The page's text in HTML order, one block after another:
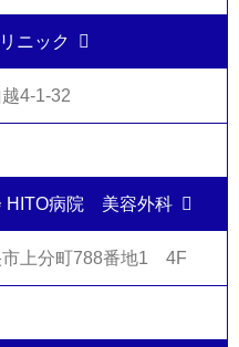
ニック
4-1-32
HITO病院 美容外科
市上分町788番地1 4F